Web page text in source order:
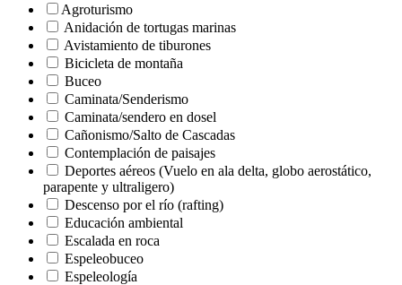
Agroturismo
Anidación de tortugas marinas
Avistamiento de tiburones
Bicicleta de montaña
Buceo
Caminata/Senderismo
Caminata/sendero en dosel
Cañonismo/Salto de Cascadas
Contemplación de paisajes
Deportes aéreos (Vuelo en ala delta, globo aerostático,
parapente y ultraligero)
Descenso por el río (rafting)
Educación ambiental
Escalada en roca
Espeleobuceo
Espeleología